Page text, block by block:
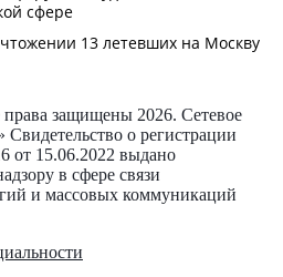
защищены 2026. Сетевое
о регистрации
15.06.2022 выдано
в сфере связи
и массовых коммуникаций